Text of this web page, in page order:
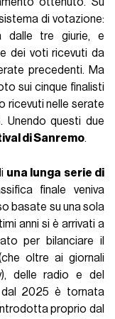
di votazione:
dalle tre giurie, e
dei voti ricevuti da
precedenti. Ma
sui cinque finalisti
ricevuti nelle serate
Unendo questi due
di Sanremo.
una lunga serie di
finale veniva
basate su una sola
anni si è arrivati a
per bilanciare il
oltre ai giornali
delle radio e del
dal 2025 è tornata
proprio dal